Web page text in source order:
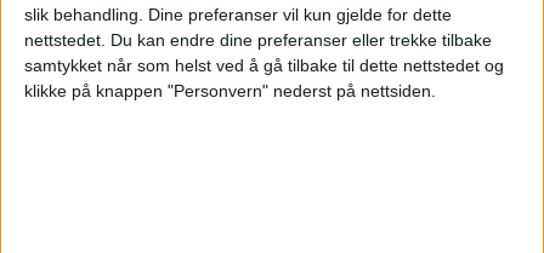
slik behandling. Dine preferanser vil kun gjelde for dette
nettstedet. Du kan endre dine preferanser eller trekke tilbake
samtykket når som helst ved å gå tilbake til dette nettstedet og
klikke på knappen "Personvern" nederst på nettsiden.